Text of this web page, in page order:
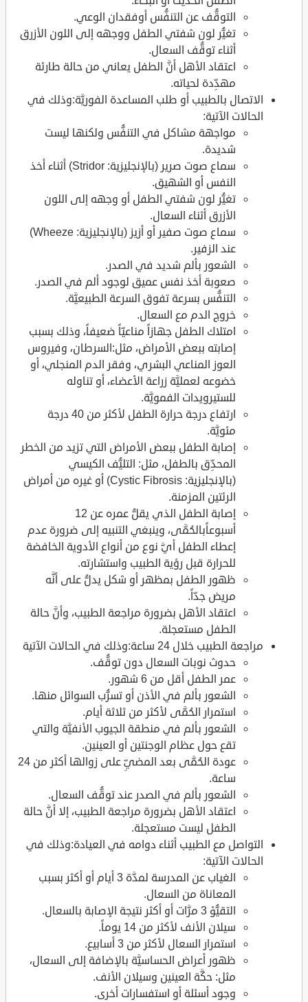
التوقُّف عن التنفُّس أوفقدان الوعي.
تغيُّر لون شفتي الطفل ووجهه إلى اللون الأزرق
أثناء توقُّف السعال.
اعتقاد الأهل أنَّ الطفل يعاني من حالة طارئة
مهدِّدة لحياته.
الاتصال بالطبيب أو طلب المساعدة الفوريَّة:وذلك في
الحالات الآتية:
مواجهة مشاكل في التنفُّس ولكنها ليست
شديدة.
سماع صوت صرير (بالإنجليزية: Stridor) أثناء أخذ
النفس أو الشهيق.
تغيُّر لون شفتي الطفل أو وجهه إلى اللون
الأزرق أثناء السعال.
سماع صوت صفير أو أزيز (بالإنجليزية: Wheeze)
عند الزفير.
الشعور بألم شديد في الصدر.
صعوبة أخذ نفس عميق لوجود ألم في الصدر.
التنفُّس بسرعة تفوق السرعة الطبيعيَّة.
خروج الدم مع السعال.
امتلاك الطفل جهازاً مناعيّاً ضعيفاً، وذلك بسبب
إصابته ببعض الأمراض، مثل:السرطان، وفيروس
العوز المناعي البشري، وفقر الدم المنجلي، أو
خضوعه لعمليَّة زراعة الأعضاء، أو تناوله
للستيرويدات الفمويَّة.
ارتفاع درجة حرارة الطفل لأكثر من 40 درجة
مئويَّة.
إصابة الطفل ببعض الأمراض التي تزيد من الخطر
المحدِّق بالطفل، مثل: التليُّف الكيسي
(بالإنجليزية: Cystic Fibrosis) أو غيره من أمراض
الرئتين المزمنة.
إصابة الطفل الذي يقلُّ عمره عن 12
أسبوعاًبالحُمَّى، وينبغي التنبيه إلى ضرورة عدم
إعطاء الطفل أيَّ نوع من أنواع الأدوية الخافضة
للحرارة قبل رؤية الطبيب واستشارته.
ظهور الطفل بمظهر أو شكل يدلُّ على أنَّه
مريض جدّاً.
اعتقاد الأهل بضرورة مراجعة الطبيب، وأنَّ حالة
الطفل مستعجلة.
مراجعة الطبيب خلال 24 ساعة:وذلك في الحالات الآتية
حدوث نوبات السعال دون توقُّف.
عمر الطفل أقل من 6 شهور.
الشعور بألم في الأذن أو تسرُّب السوائل منها.
استمرار الحُمَّى لأكثر من ثلاثة أيام.
الشعور بألم في منطقة الجيوب الأنفيَّة والتي
تقع حول عظام الوجنتين أو العينين.
عودة الحُمَّى بعد المضيِّ على زوالها أكثر من 24
ساعة.
الشعور بألم في الصدر عند توقُّف السعال.
اعتقاد الأهل بضرورة مراجعة الطبيب، إلا أنَّ حالة
الطفل ليست مستعجلة.
التواصل مع الطبيب أثناء دوامه في العيادة:وذلك في
الحالات الآتية:
الغياب عن المدرسة لمدَّة 3 أيام أو أكثر بسبب
المعاناة من السعال.
التقيُّؤ 3 مرَّات أو أكثر نتيجة الإصابة بالسعال.
سيلان الأنف لأكثر من 14 يوماً.
استمرار السعال لأكثر من 3 أسابيع.
ظهور أعراض الحساسيَّة بالإضافة إلى السعال،
مثل: حكَّة العينين وسيلان الأنف.
وجود أسئلة أو استفسارات أخرى.